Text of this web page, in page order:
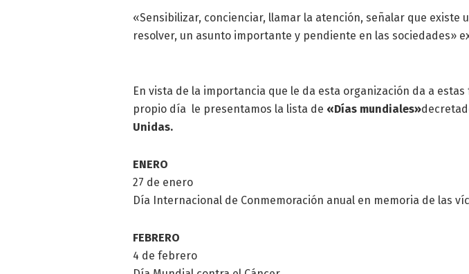
«Sensibilizar, concienciar, llamar la atención, señalar que existe
resolver, un asunto importante y pendiente en las sociedades»
En vista de la importancia que le da esta organización da a
propio día le presentamos la lista de «Días mundiales»
Unidas.
ENERO
27 de enero
Día Internacional de Conmemoración anual en memoria de las
FEBRERO
4 de febrero